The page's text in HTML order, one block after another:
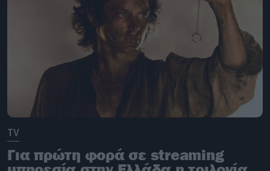
TV
Για πρώτη φορά σε streaming